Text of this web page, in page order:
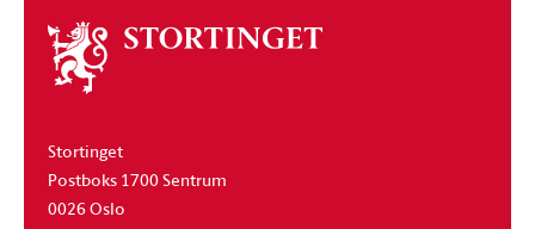
Om
stortinget
Stortinget
Postboks 1700 Sentrum
0026 Oslo